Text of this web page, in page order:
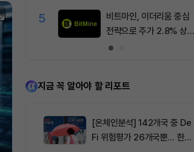
5
비트마인, 이더리움 중심
전략으로 주가 2.8% 상
승
지금 꼭 알아야 할 리포트
[온체인분석] 142개국 중 De
Fi 위험평가 26개국뿐… 한국